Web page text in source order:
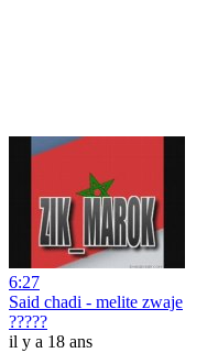
6:27
Said chadi - melite zwaje
?????
il y a 18 ans